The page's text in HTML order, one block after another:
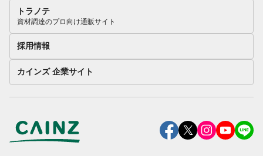
トラノテ
資材調達のプロ向け通販サイト
採用情報
カインズ 企業サイト